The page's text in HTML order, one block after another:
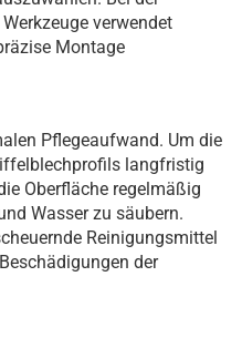
verwendet
Montage
Pflegeaufwand. Um die
langfristig
Oberfläche regelmäßig
Wasser zu säubern.
Reinigungsmittel
der